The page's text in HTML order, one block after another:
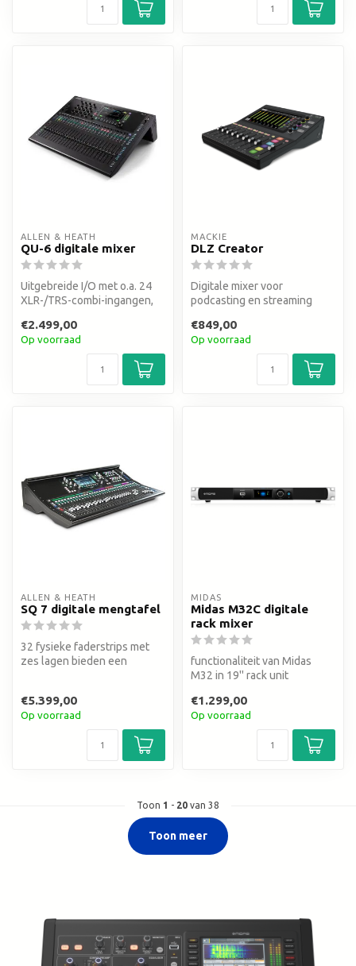
ALLEN & HEATH
QU-6 digitale mixer
Uitgebreide I/O met o.a. 24
XLR-/TRS-combi-ingangen,
gemot...
€2.499,00
Op voorraad
MACKIE
DLZ Creator
Digitale mixer voor
podcasting en streaming
€849,00
Op voorraad
ALLEN & HEATH
SQ 7 digitale mengtafel
32 fysieke faderstrips met
zes lagen bieden een
€5.399,00
Op voorraad
MIDAS
Midas M32C digitale
rack mixer
functionaliteit van Midas
M32 in 19'' rack unit
€1.299,00
Op voorraad
Toon 1 - 20 van 38
Toon meer